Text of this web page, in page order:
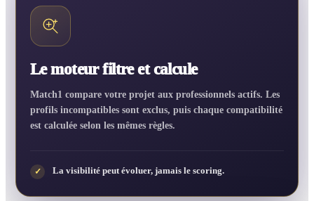
Le moteur filtre et calcule
Match1 compare votre projet aux professionnels actifs. Les
profils incompatibles sont exclus, puis chaque compatibilité
est calculée selon les mêmes règles.
✓ La visibilité peut évoluer, jamais le scoring.